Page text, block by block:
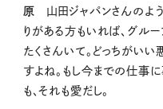
原
山田ジャパンさんのよ
りがある方もいれば、グル
たくさんいて。どっちがい
すよね。もし今までの仕事
も、それも愛だし。